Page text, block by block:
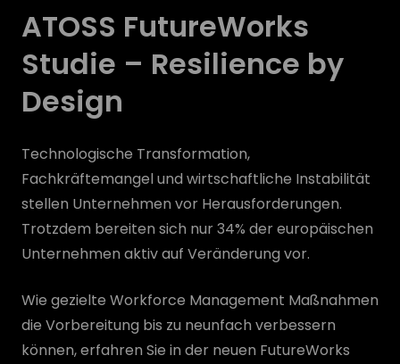
ATOSS FutureWorks
Studie – Resilience by
Design
Technologische Transformation,
Fachkräftemangel und wirtschaftliche Instabilität
stellen Unternehmen vor Herausforderungen.
Trotzdem bereiten sich nur 34% der europäischen
Unternehmen aktiv auf Veränderung vor.
Wie gezielte Workforce Management Maßnahmen
die Vorbereitung bis zu neunfach verbessern
können, erfahren Sie in der neuen FutureWorks